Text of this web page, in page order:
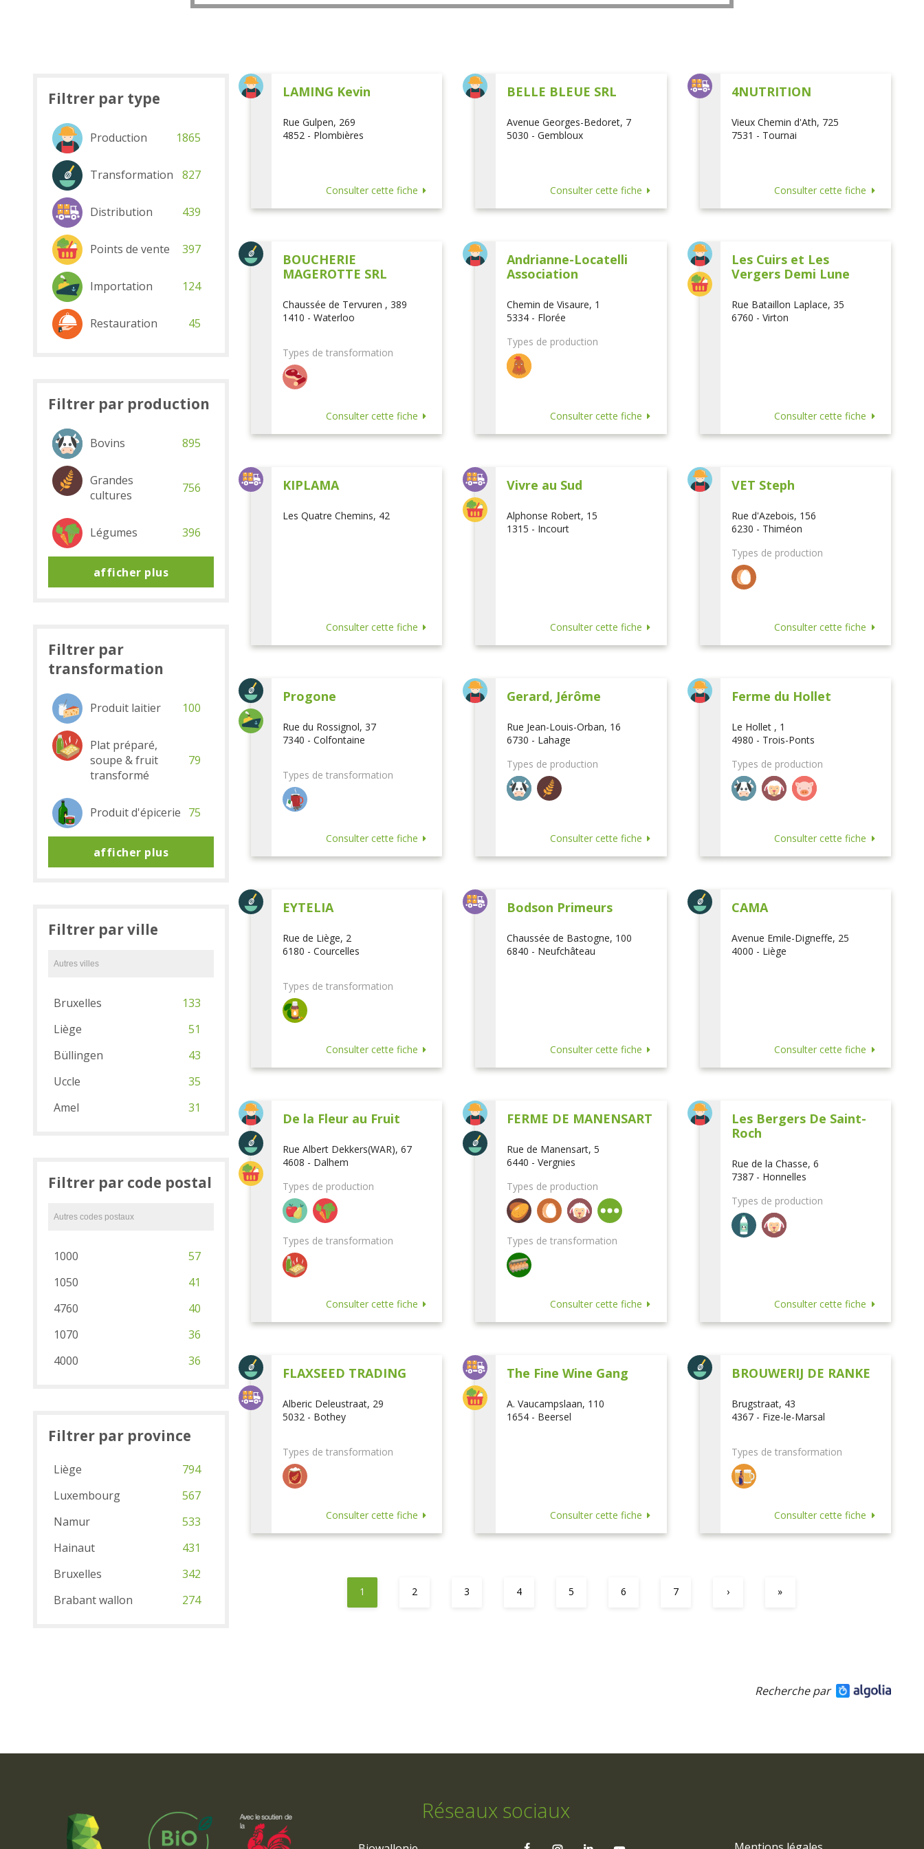
LAMING Kevin
Rue Gulpen, 269
4852 - Plombières
Consulter cette fiche
BELLE BLEUE SRL
Avenue Georges-Bedoret, 7
5030 - Gembloux
Consulter cette fiche
4NUTRITION
Vieux Chemin d'Ath, 725
7531 - Tournai
Consulter cette fiche
BOUCHERIE
MAGEROTTE SRL
Chaussée de Tervuren , 389
1410 - Waterloo
Types de transformation
Consulter cette fiche
Andrianne-Locatelli
Association
Chemin de Visaure, 1
5334 - Florée
Types de production
Consulter cette fiche
Les Cuirs et Les
Vergers Demi Lune
Rue Bataillon Laplace, 35
6760 - Virton
Consulter cette fiche
KIPLAMA
Les Quatre Chemins, 42
Consulter cette fiche
Vivre au Sud
Alphonse Robert, 15
1315 - Incourt
Consulter cette fiche
VET Steph
Rue d'Azebois, 156
6230 - Thiméon
Types de production
Consulter cette fiche
Progone
Rue du Rossignol, 37
7340 - Colfontaine
Types de transformation
Consulter cette fiche
Gerard, Jérôme
Rue Jean-Louis-Orban, 16
6730 - Lahage
Types de production
Consulter cette fiche
Ferme du Hollet
Le Hollet , 1
4980 - Trois-Ponts
Types de production
Consulter cette fiche
EYTELIA
Rue de Liège, 2
6180 - Courcelles
Types de transformation
Consulter cette fiche
Bodson Primeurs
Chaussée de Bastogne, 100
6840 - Neufchâteau
Consulter cette fiche
CAMA
Avenue Emile-Digneffe, 25
4000 - Liège
Consulter cette fiche
De la Fleur au Fruit
Rue Albert Dekkers(WAR), 67
4608 - Dalhem
Types de production
Types de transformation
Consulter cette fiche
FERME DE MANENSART
Rue de Manensart, 5
6440 - Vergnies
Types de production
Types de transformation
Consulter cette fiche
Les Bergers De Saint-
Roch
Rue de la Chasse, 6
7387 - Honnelles
Types de production
Consulter cette fiche
FLAXSEED TRADING
Alberic Deleustraat, 29
5032 - Bothey
Types de transformation
Consulter cette fiche
The Fine Wine Gang
A. Vaucampslaan, 110
1654 - Beersel
Consulter cette fiche
BROUWERIJ DE RANKE
Brugstraat, 43
4367 - Fize-le-Marsal
Types de transformation
Consulter cette fiche
1 2 3 4 5 6 7 › »
Filtrer par type
Production 1865
Transformation 827
Distribution 439
Points de vente 397
Importation 124
Restauration 45
Filtrer par production
Bovins 895
Grandes
cultures
756
Légumes 396
afficher plus
Filtrer par
transformation
Produit laitier 100
Plat préparé,
soupe & fruit
transformé
79
Produit d'épicerie 75
afficher plus
Filtrer par ville
Bruxelles
133
Liège
51
Büllingen
43
Uccle
35
Amel
31
Filtrer par code postal
1000
57
1050
41
4760
40
1070
36
4000
36
Filtrer par province
Liège
794
Luxembourg
567
Namur
533
Hainaut
431
Bruxelles
342
Brabant wallon
274
Recherche par
Réseaux sociaux